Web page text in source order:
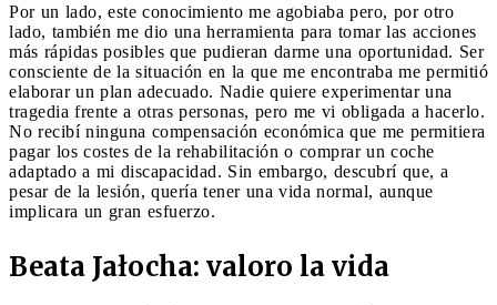
Por un lado, este conocimiento me agobiaba pero, por otro
lado, también me dio una herramienta para tomar las acciones
más rápidas posibles que pudieran darme una oportunidad. Ser
consciente de la situación en la que me encontraba me permitió
elaborar un plan adecuado. Nadie quiere experimentar una
tragedia frente a otras personas, pero me vi obligada a hacerlo.
No recibí ninguna compensación económica que me permitiera
pagar los costes de la rehabilitación o comprar un coche
adaptado a mi discapacidad. Sin embargo, descubrí que, a
pesar de la lesión, quería tener una vida normal, aunque
implicara un gran esfuerzo.
Beata Jałocha: valoro la vida